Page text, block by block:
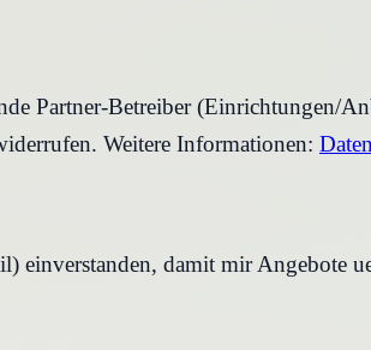
Partner-Betreiber (Einrichtungen/
Weitere Informationen:
einverstanden, damit mir Angebote